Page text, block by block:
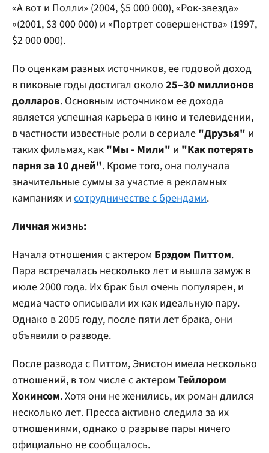
«А вот и Полли» (2004, $5 000 000), «Рок-звезда»
»(2001, $3 000 000) и «Портрет совершенства» (1997,
$2 000 000).
По оценкам разных источников, ее годовой доход
в пиковые годы достигал около 25–30 миллионов
долларов. Основным источником ее дохода
является успешная карьера в кино и телевидении,
в частности известные роли в сериале "Друзья" и
таких фильмах, как "Мы - Мили" и "Как потерять
парня за 10 дней". Кроме того, она получала
значительные суммы за участие в рекламных
кампаниях и сотрудничестве с брендами.
Личная жизнь:
Начала отношения с актером Брэдом Питтом.
Пара встречалась несколько лет и вышла замуж в
июле 2000 года. Их брак был очень популярен, и
медиа часто описывали их как идеальную пару.
Однако в 2005 году, после пяти лет брака, они
объявили о разводе.
После развода с Питтом, Энистон имела несколько
отношений, в том числе с актером Тейлором
Хокинсом. Хотя они не женились, их роман длился
несколько лет. Пресса активно следила за их
отношениями, однако о разрыве пары ничего
официально не сообщалось.